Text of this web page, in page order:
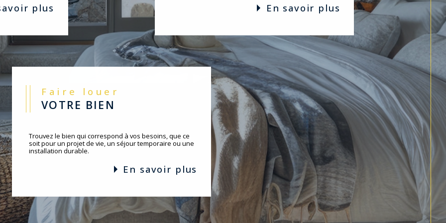
plus en savoir plus
Faire louer
VOTRE BIEN
Trouvez le bien qui correspond à vos besoins, que ce
soit pour un projet de vie, un séjour temporaire ou une
en savoir plus